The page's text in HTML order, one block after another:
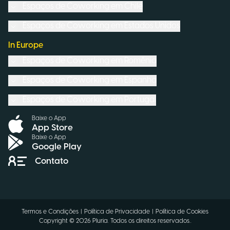
In Europe
Baixe o App
App Store
Baixe o App
Google Play
Contato
Copyright © 2026 Pluria. Todos os direitos reservados..
Termos e Condições Política de Privacidade Política de Cookies